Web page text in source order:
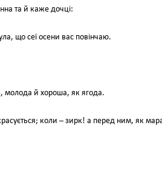
та й каже дочці:
що сеї осени вас повінчаю.
молода й хороша, як ягода.
коли – зирк! а перед ним, як